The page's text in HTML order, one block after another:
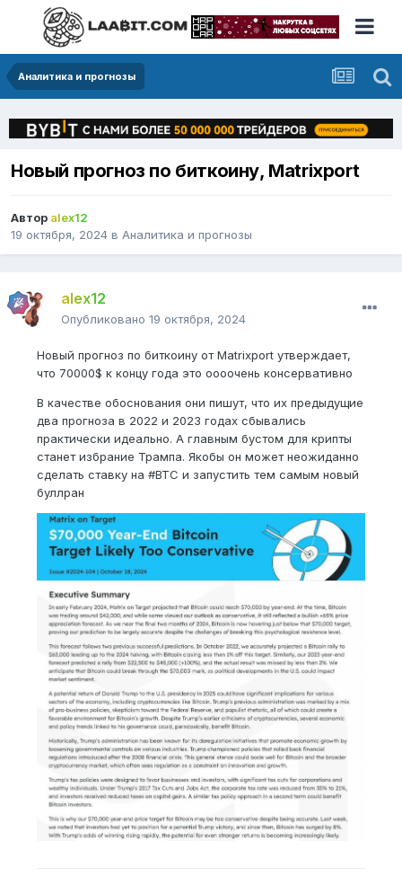
Аналитика и прогнозы
Новый прогноз по биткоину, Matrixport
Автор alex12
19 октября, 2024 в Аналитика и прогнозы
alex12
Опубликовано 19 октября, 2024
Новый прогноз по биткоину от Matrixport утверждает,
что 70000$ к концу года это оооочень консервативно
В качестве обоснования они пишут, что их предыдущие
два прогноза в 2022 и 2023 годах сбывались
практически идеально. А главным бустом для крипты
станет избрание Трампа. Якобы он может неожиданно
сделать ставку на #ВТС и запустить тем самым новый
буллран